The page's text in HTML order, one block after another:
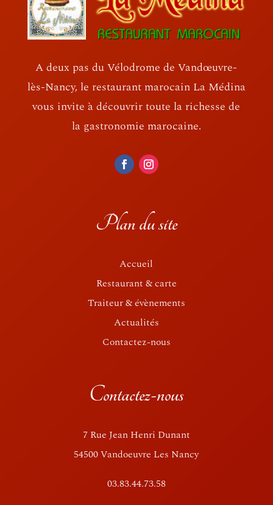
A deux pas du Vélodrome de Vandœuvre-
lès-Nancy, le restaurant marocain La Médina
vous invite à découvrir toute la richesse de
la gastronomie marocaine.
Plan du site
Accueil
Restaurant & carte
Traiteur & évènements
Actualités
Contactez-nous
Contactez-nous
7 Rue Jean Henri Dunant
54500 Vandoeuvre Les Nancy
03.83.44.73.58